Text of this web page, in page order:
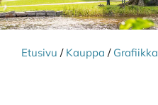
Etusivu / Kauppa / Grafiikka